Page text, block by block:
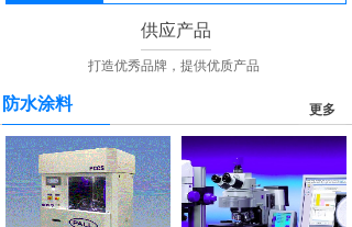
打造优秀品牌，提供优质产品
供应产品
防水涂料 更多